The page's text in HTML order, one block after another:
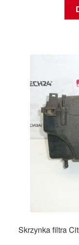
Skrzynka filtra